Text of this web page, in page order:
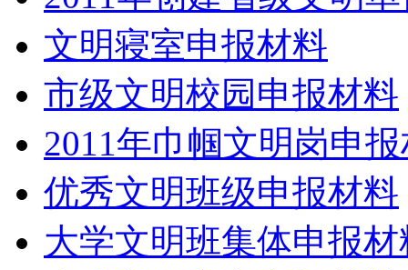
文明寝室申报材料
市级文明校园申报材料
2011年巾帼文明岗申
优秀文明班级申报材料
大学文明班集体申报材